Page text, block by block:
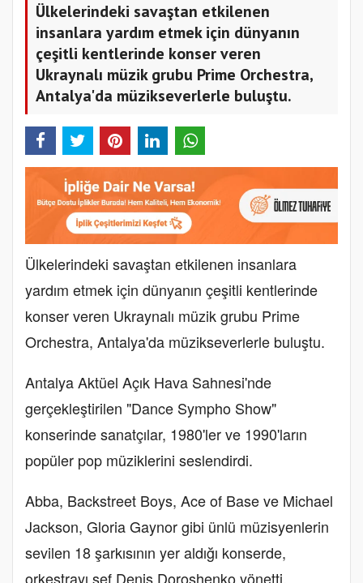
Ülkelerindeki savaştan etkilenen
insanlara yardım etmek için dünyanın
çeşitli kentlerinde konser veren
Ukraynalı müzik grubu Prime Orchestra,
Antalya'da müzikseverlerle buluştu.
Ülkelerindeki savaştan etkilenen insanlara
yardım etmek için dünyanın çeşitli kentlerinde
konser veren Ukraynalı müzik grubu Prime
Orchestra, Antalya'da müzikseverlerle buluştu.
Antalya Aktüel Açık Hava Sahnesi'nde
gerçekleştirilen "Dance Sympho Show"
konserinde sanatçılar, 1980'ler ve 1990'ların
popüler pop müziklerini seslendirdi.
Abba, Backstreet Boys, Ace of Base ve Michael
Jackson, Gloria Gaynor gibi ünlü müzisyenlerin
sevilen 18 şarkısının yer aldığı konserde,
orkestrayı şef Denis Doroshenko yönetti.